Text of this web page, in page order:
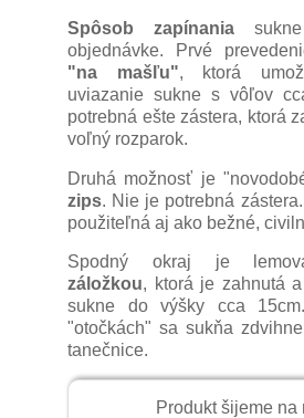
Spôsob zapínania
objednávke. Prvé
"na mašľu", ktorá
uviazanie sukne s vôľov
potrebná ešte zástera, ktorá
voľný rozparok.
Druhá možnosť je
zips. Nie je potrebná
použiteľná aj ako bežné,
Spodný okraj je
záložkou, ktorá je zahnutá
sukne do výšky cca
"otočkách" sa sukňa
tanečnice.
Produkt šijeme na